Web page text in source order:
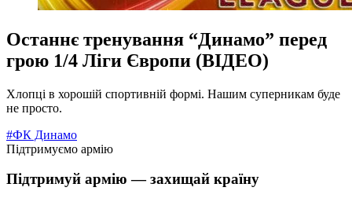
Останнє тренування “Динамо” перед
грою 1/4 Ліги Європи (ВІДЕО)
Хлопці в хорошій спортивній формі. Нашим суперникам буде
не просто.
#ФК Динамо
Підтримуємо армію
Підтримуй армію — захищай країну